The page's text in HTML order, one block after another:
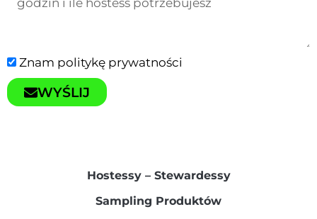
Znam politykę prywatności
WYŚLIJ
Hostessy – Stewardessy​
Sampling Produktów​